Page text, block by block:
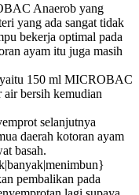
Anaerob yang
yang ada sangat tidak
bekerja optimal pada
ayam itu juga masih
150 ml MICROBAC
air bersih kemudian
selanjutnya
daerah kotoran ayam
basah.
pembalikan pada